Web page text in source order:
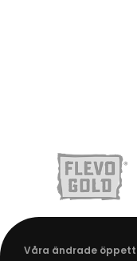
Våra ändrade